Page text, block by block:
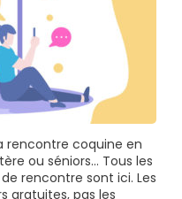
rencontre coquine en
ou séniors… Tous les
rencontre sont ici. Les
gratuites, pas les